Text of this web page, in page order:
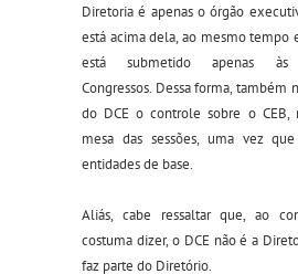
Diretoria é apenas o órgão
está acima dela, ao mesmo tempo
está submetido apenas às
Congressos. Dessa forma, também
do DCE o controle sobre o CEB,
mesa das sessões, uma vez
entidades de base.
Aliás, cabe ressaltar que, ao
costuma dizer, o DCE não é a
faz parte do Diretório.